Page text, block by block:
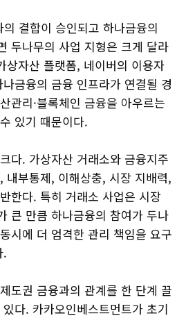
결합이 승인되고 하나금융의
두나무의 사업 지형은 크게 달라
상자산 플랫폼, 네이버의 이용자
금융의 금융 인프라가 연결될 경
관리·블록체인 금융을 아우르는
있기 때문이다.
다. 가상자산 거래소와 금융지주
내부통제, 이해상충, 시장 지배력,
한다. 특히 거래소 사업은 시장
큰 만큼 하나금융의 참여가 두나
시에 더 엄격한 관리 책임을 요구
.
도권 금융과의 관계를 한 단계 끌
다. 카카오인베스트먼트가 초기